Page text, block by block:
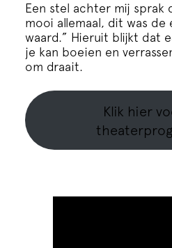
Een stel achter mij sprak
mooi allemaal, dit was de
waard.” Hieruit blijkt dat
je kan boeien en
om draait.
Klik hier